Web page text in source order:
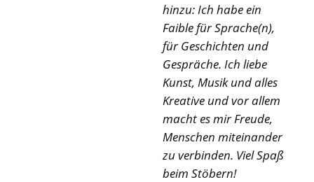
hinzu: Ich habe ein
Faible für Sprache(n),
für Geschichten und
Gespräche. Ich liebe
Kunst, Musik und alles
Kreative und vor allem
macht es mir Freude,
Menschen miteinander
zu verbinden. Viel Spaß
beim Stöbern!